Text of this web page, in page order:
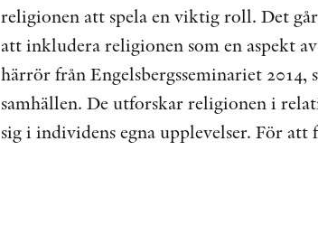
religionen att spela en viktig roll. Det
att inkludera religionen som en aspekt
härrör från Engelsbergsseminariet 2014,
samhällen. De utforskar religionen i
sig i individens egna upplevelser. För att